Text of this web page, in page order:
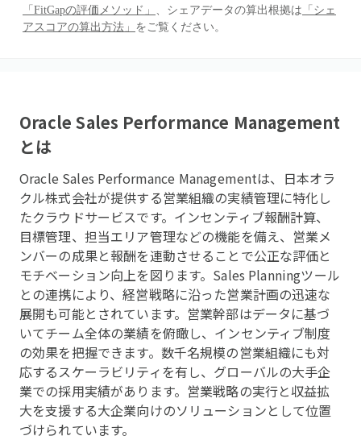
「FitGapの評価メソッド」 、シェアデータの算出根拠は 「シェ
アスコアの算出方法」 をご覧ください。
Oracle Sales Performance Management
とは
Oracle Sales Performance Managementは、日本オラ
クル株式会社が提供する営業組織の実績管理に特化し
たクラウドサービスです。インセンティブ報酬計算、
目標管理、担当エリア管理などの機能を備え、営業メ
ンバーの成果と報酬を連動させることで公正な評価と
モチベーション向上を図ります。Sales Planningツール
との連携により、経営戦略に沿った営業計画の迅速な
展開も可能とされています。営業幹部はデータに基づ
いてチーム全体の業績を俯瞰し、インセンティブ制度
の効果を把握できます。数千名規模の営業組織にも対
応するスケーラビリティを有し、グローバルの大手企
業での採用実績があります。営業戦略の実行と収益拡
大を支援する大企業向けのソリューションとして位置
づけられています。